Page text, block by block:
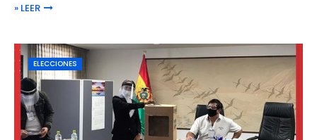
» LEER
ELECCIONES